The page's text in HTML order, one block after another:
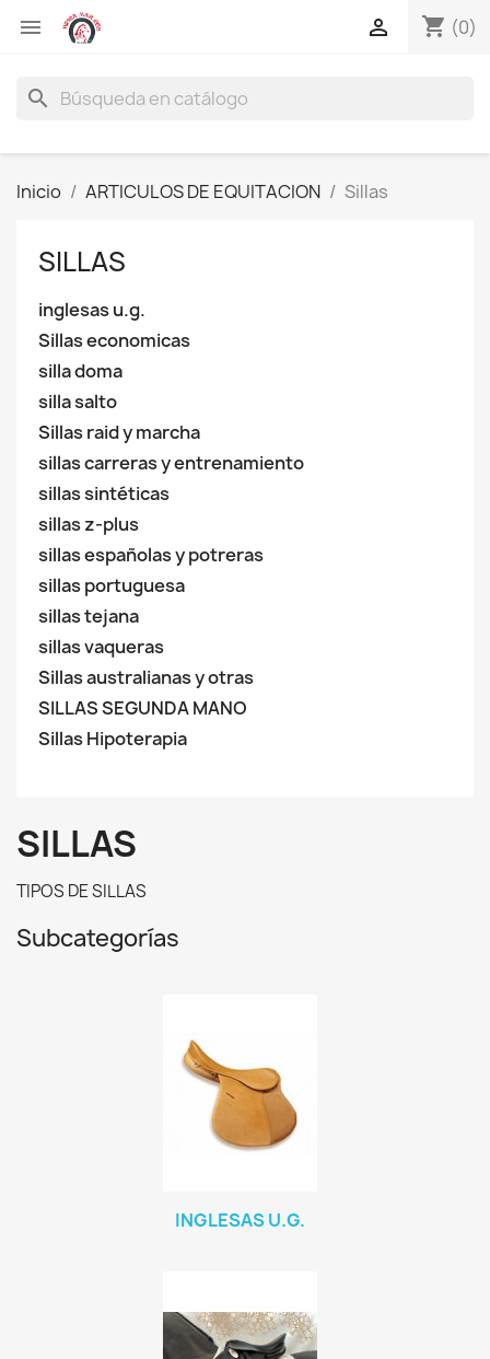
 shopping_cart (0)

search
Inicio ARTICULOS DE EQUITACION Sillas
SILLAS
inglesas u.g.
Sillas economicas
silla doma
silla salto
Sillas raid y marcha
sillas carreras y entrenamiento
sillas sintéticas
sillas z-plus
sillas españolas y potreras
sillas portuguesa
sillas tejana
sillas vaqueras
Sillas australianas y otras
SILLAS SEGUNDA MANO
Sillas Hipoterapia
SILLAS
TIPOS DE SILLAS
Subcategorías
INGLESAS U.G.